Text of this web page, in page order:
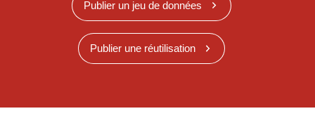
Publier un jeu de données
Publier une réutilisation